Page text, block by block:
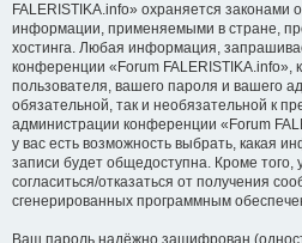
FALERISTIKA.info» охраняется законами
информации, применяемыми в стране,
хостинга. Любая информация,
конференции «Forum FALERISTIKA.info»,
пользователя, вашего пароля и вашего
обязательной, так и необязательной к
администрации конференции «Forum
у вас есть возможность выбрать, какая
записи будет общедоступна. Кроме того,
согласиться/отказаться от получения
сгенерированных программным
Ваш пароль надёжно зашифрован